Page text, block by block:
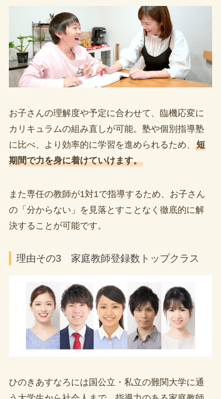
お子さんの理解度や予定に合わせて、臨機応変に
カリキュラムの組み直しが可能。塾や個別指導塾
に比べ、より効率的に学習を進められるため、 短
期間で力を身に着けていけます。
また専任の教師が1対1で指導するため、お子さん
の「分からない」を見落とすことなく徹底的に解
決することが可能です。
理由その3 家庭教師登録数トップクラス
ひのきあすなろには国公立・私立の難関大学に通